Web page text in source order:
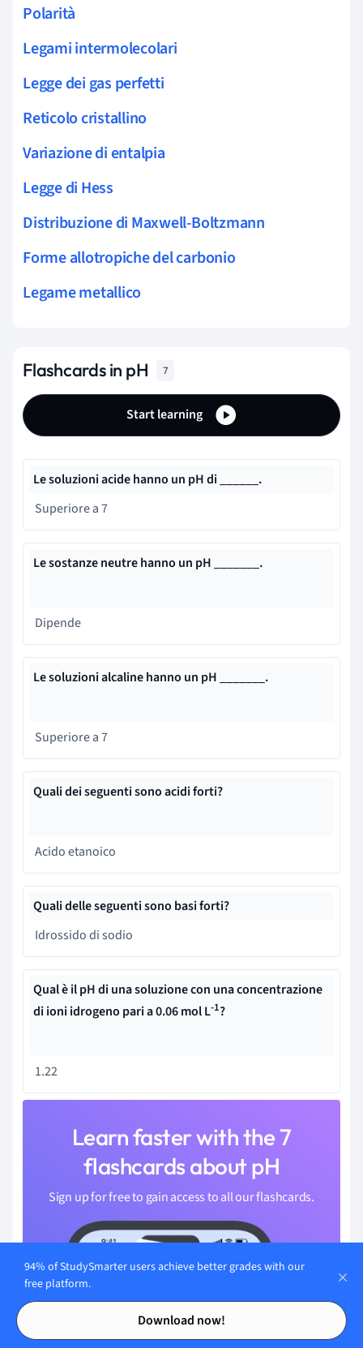
Contents
Contents
Polarità
Legami intermolecolari
Legge dei gas perfetti
Reticolo cristallino
Variazione di entalpia
Legge di Hess
Distribuzione di Maxwell-Boltzmann
Forme allotropiche del carbonio
Legame metallico
Flashcards in pH 7
Start learning
Le soluzioni acide hanno un pH di ______.
Superiore a 7
Le sostanze neutre hanno un pH _______.
Dipende
Le soluzioni alcaline hanno un pH _______.
Superiore a 7
Quali dei seguenti sono acidi forti?
Acido etanoico
Quali delle seguenti sono basi forti?
Idrossido di sodio
Qual è il pH di una soluzione con una concentrazione
di ioni idrogeno pari a 0.06 mol L-1?
1.22
Learn faster with the 7
flashcards about pH
Sign up for free to gain access to all our flashcards.
94% of StudySmarter users achieve better grades with our
free platform.
Download now!